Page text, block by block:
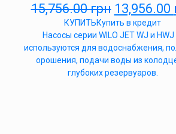
15,756.00грн 13,956.00
КУПИТЬКупить в кредит
Насосы серии WILO JET WJ и
используются для водоснабжения,
орошения, подачи воды из
глубоких резервуаров.